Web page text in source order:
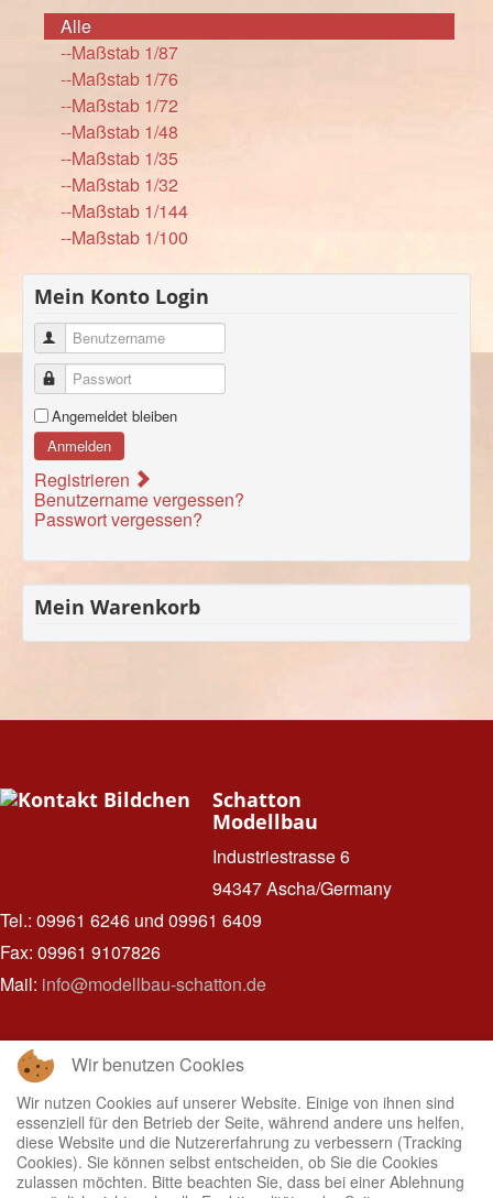
Alle
--Maßstab 1/87
--Maßstab 1/76
--Maßstab 1/72
--Maßstab 1/48
--Maßstab 1/35
--Maßstab 1/32
--Maßstab 1/144
--Maßstab 1/100
Mein Konto Login
Benutzername
Passwort
Angemeldet bleiben
Anmelden
Registrieren
Benutzername vergessen?
Passwort vergessen?
Mein Warenkorb
Schatton
Modellbau
Industriestrasse 6
94347 Ascha/Germany
Tel.: 09961 6246 und 09961 6409
Fax: 09961 9107826
Mail: info@modellbau-schatton.de
Hinweise
zum
Datenschutz
IMPRESSUM
Wir benutzen Cookies
Wir nutzen Cookies auf unserer Website. Einige von ihnen sind
essenziell für den Betrieb der Seite, während andere uns helfen,
diese Website und die Nutzererfahrung zu verbessern (Tracking
Cookies). Sie können selbst entscheiden, ob Sie die Cookies
zulassen möchten. Bitte beachten Sie, dass bei einer Ablehnung